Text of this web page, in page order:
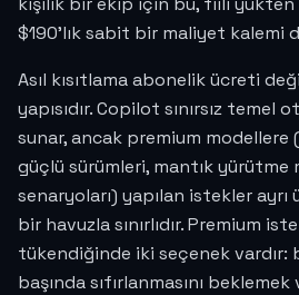
$190'lık sabit bir maliyet kalemi
Asıl kısıtlama abonelik ücreti
yapısıdır. Copilot sınırsız
sunar, ancak premium modellere
güçlü sürümleri, mantık yürütme
senaryoları) yapılan istekler
bir havuzla sınırlıdır. Premium
tükendiğinde iki seçenek vardır:
başında sıfırlanmasını